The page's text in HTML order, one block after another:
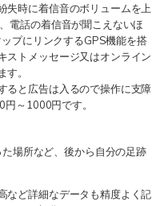
失時に着信音のボリュームを上
電話の着信音が聞こえないほ
プにリンクするGPS機能を搭
ストメッセージ又はオンライン
。
ると広告は入るので操作に支障
～1000円です。
場所など、後から自分の足跡
など詳細なデータも精度よく記